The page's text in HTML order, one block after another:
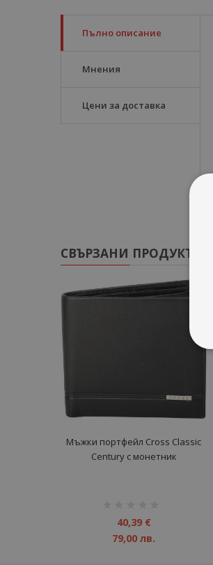
Пълно описание
Мнения
Цени за доставка
СВЪРЗАНИ ПРОДУКТИ
Mъжки портфейл Cross Classic
Century с монетник
40,39 €
79,00 лв.